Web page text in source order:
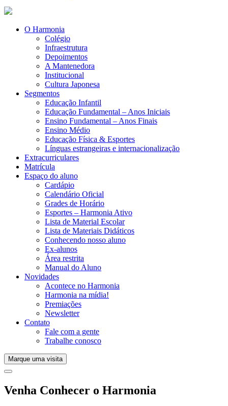
O Harmonia
Colégio
Infraestrutura
Depoimentos
A Mantenedora
Institucional
Cultura Japonesa
Segmentos
Educação Infantil
Educação Fundamental – Anos Iniciais
Ensino Fundamental – Anos Finais
Ensino Médio
Educação Física & Esportes
Línguas estrangeiras e internacionalização
Extracurriculares
Matrícula
Espaço do aluno
Cardápio
Calendário Oficial
Grades de Horário
Esportes – Harmonia Ativo
Lista de Material Escolar
Lista de Materiais Didáticos
Conhecendo nosso aluno
Ex-alunos
Área restrita
Manual do Aluno
Novidades
Acontece no Harmonia
Harmonia na mídia!
Premiações
Newsletter
Contato
Fale com a gente
Trabalhe conosco
Marque uma visita
Venha Conhecer o Harmonia